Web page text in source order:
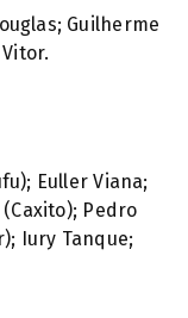
Guilherme
Euller Viana;
(Caxito); Pedro
Iury Tanque;